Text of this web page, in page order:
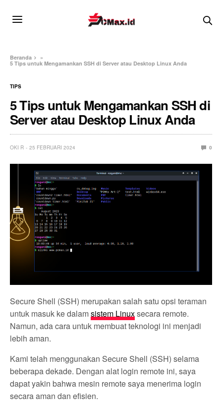
Beranda
»
5 Tips untuk Mengamankan SSH di Server atau Desktop Linux Anda
TIPS
5 Tips untuk Mengamankan SSH di
Server atau Desktop Linux Anda
OKI R 25 FEBRUARI 2024 0
Secure Shell (SSH) merupakan salah satu opsi teraman
untuk masuk ke dalamsistem Linuxsecara remote.
Namun, ada cara untuk membuat teknologi ini menjadi
lebih aman.
Kami telah menggunakan Secure Shell (SSH) selama
beberapa dekade. Dengan alat login remote ini, saya
dapat yakin bahwa mesin remote saya menerima login
secara aman dan efisien.